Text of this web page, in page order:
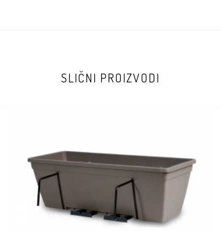
SLIČNI PROIZVODI